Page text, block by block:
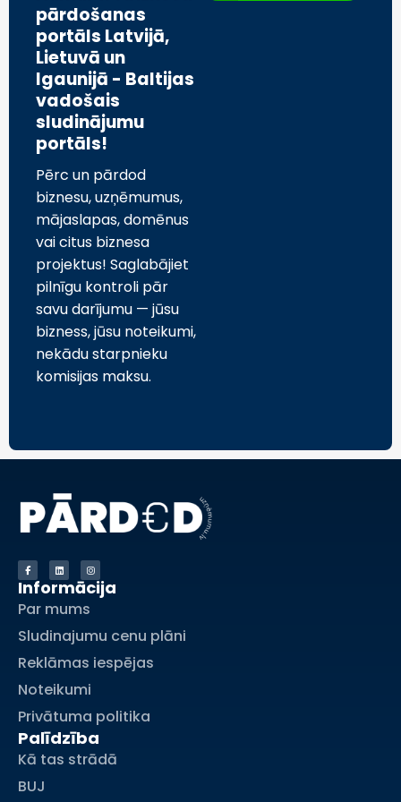
pārdošanas
portāls Latvijā,
Lietuvā un
Igaunijā - Baltijas
vadošais
sludinājumu
portāls!
Pērc un pārdod
biznesu, uzņēmumus,
mājaslapas, domēnus
vai citus biznesa
projektus! Saglabājiet
pilnīgu kontroli pār
savu darījumu — jūsu
bizness, jūsu noteikumi,
nekādu starpnieku
komisijas maksu.
Informācija
Par mums
Sludinajumu cenu plāni
Reklāmas iespējas
Noteikumi
Privātuma politika
Palīdzība
Kā tas strādā
BUJ